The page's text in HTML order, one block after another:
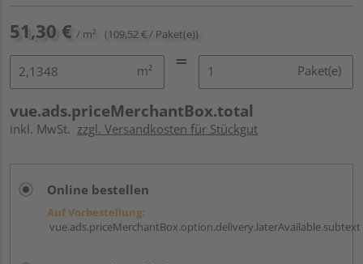
51,30 € / m² (109,52 € / Paket(e))
m² Paket(e)
vue.ads.priceMerchantBox.total
inkl. MwSt. zzgl. Versandkosten für Stückgut
Online bestellen
Auf Vorbestellung:
vue.ads.priceMerchantBox.option.delivery.laterAvailable.subtext